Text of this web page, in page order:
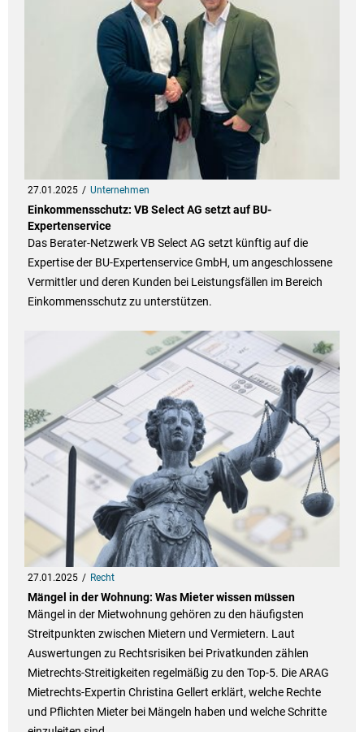
27.01.2025 Unternehmen
Einkommensschutz: VB Select AG setzt auf BU-
Expertenservice
Das Berater-Netzwerk VB Select AG setzt künftig auf die
Expertise der BU-Expertenservice GmbH, um angeschlossene
Vermittler und deren Kunden bei Leistungsfällen im Bereich
Einkommensschutz zu unterstützen.
27.01.2025 Recht
Mängel in der Wohnung: Was Mieter wissen müssen
Mängel in der Mietwohnung gehören zu den häufigsten
Streitpunkten zwischen Mietern und Vermietern. Laut
Auswertungen zu Rechtsrisiken bei Privatkunden zählen
Mietrechts-Streitigkeiten regelmäßig zu den Top-5. Die ARAG
Mietrechts-Expertin Christina Gellert erklärt, welche Rechte
und Pflichten Mieter bei Mängeln haben und welche Schritte